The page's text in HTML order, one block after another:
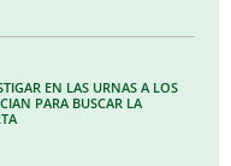
EN LAS URNAS A LOS
PARA BUSCAR LA